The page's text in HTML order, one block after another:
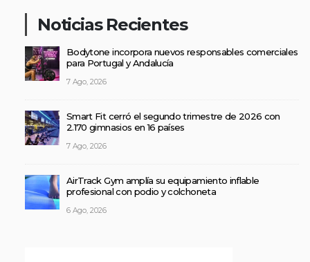
Noticias Recientes
Bodytone incorpora nuevos responsables comerciales
para Portugal y Andalucía
7 Ago, 2026
Smart Fit cerró el segundo trimestre de 2026 con
2.170 gimnasios en 16 países
7 Ago, 2026
AirTrack Gym amplía su equipamiento inflable
profesional con podio y colchoneta
6 Ago, 2026